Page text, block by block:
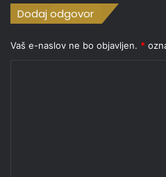
Dodaj odgovor
Vaš e-naslov ne bo objavljen. *